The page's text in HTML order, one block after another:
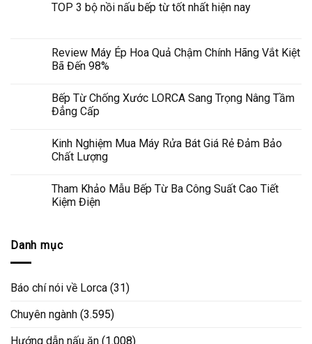
TOP 3 bộ nồi nấu bếp từ tốt nhất hiện nay
Review Máy Ép Hoa Quả Chậm Chính Hãng Vắt Kiệt
Bã Đến 98%
Bếp Từ Chống Xước LORCA Sang Trọng Nâng Tầm
Đẳng Cấp
Kinh Nghiệm Mua Máy Rửa Bát Giá Rẻ Đảm Bảo
Chất Lượng
Tham Khảo Mẫu Bếp Từ Ba Công Suất Cao Tiết
Kiệm Điện
Danh mục
Báo chí nói về Lorca (31)
Chuyên ngành (3.595)
Hướng dẫn nấu ăn (1.008)